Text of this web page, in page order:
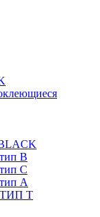
B
C
А
Т